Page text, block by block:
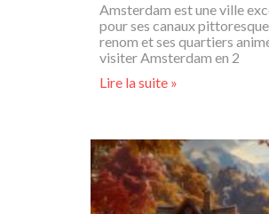
Amsterdam est une ville
pour ses canaux
renom et ses quartiers
visiter Amsterdam en 2
Lire la suite »